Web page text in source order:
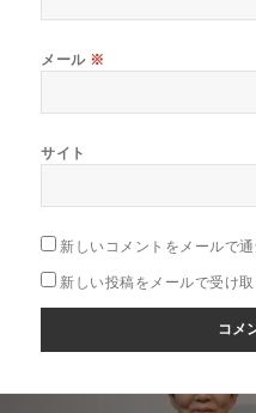
メール ※
サイト
新しいコメントをメールで
新しい投稿をメールで受け